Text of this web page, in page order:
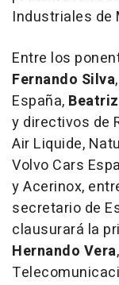
Industriales de
Entre los
Fernando Silva
España,
y directivos de
Air Liquide,
Volvo Cars
y Acerinox,
secretario de
clausurará la
Hernando Vera